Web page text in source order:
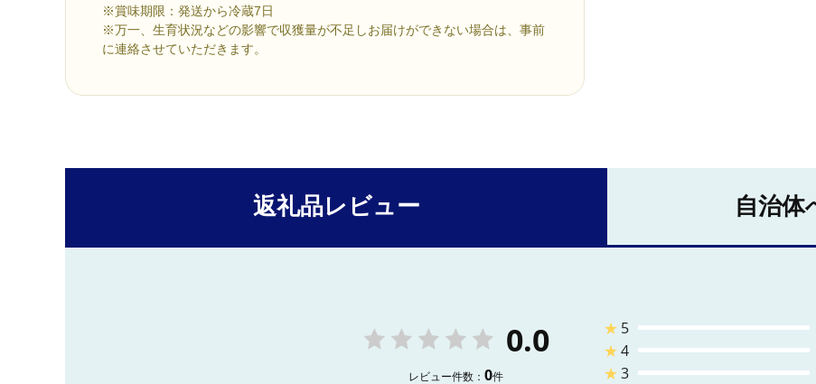
※賞味期限：発送から冷蔵7日
※万一、生育状況などの影響で収獲量が不足しお届けができない場合は、事前
に連絡させていただきます。
返礼品レビュー 自治体
0.0
レビュー件数： 0件
★ 5
★4
★3